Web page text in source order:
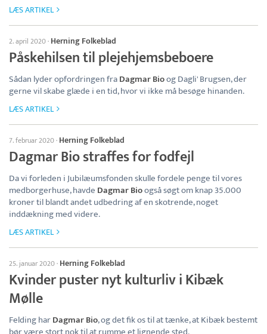
LÆS ARTIKEL
2. april 2020· Herning Folkeblad
Påskehilsen til plejehjemsbeboere
Sådan lyder opfordringen fraDagmar Bioog Dagli' Brugsen, der
gerne vil skabe glæde i en tid, hvor vi ikke må besøge hinanden.
LÆS ARTIKEL
7. februar 2020· Herning Folkeblad
Dagmar Bio straffes for fodfejl
Da vi forleden i Jubilæumsfonden skulle fordele penge til vores
medborgerhuse, havde Dagmar Bioogså søgt om knap 35.000
kroner til blandt andet udbedring af en skotrende, noget
inddækning med videre.
LÆS ARTIKEL
25. januar 2020· Herning Folkeblad
Kvinder puster nyt kulturliv i Kibæk
Mølle
Felding harDagmar Bio, og det fik os til at tænke, at Kibæk bestemt